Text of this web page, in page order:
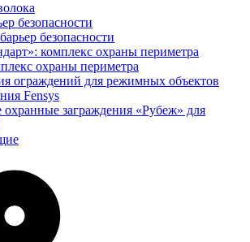
безопасности
безопасности
комплекс охраны периметра
охраны периметра
ограждений для режимных объектов
Fensys
заграждения «Рубеж» для